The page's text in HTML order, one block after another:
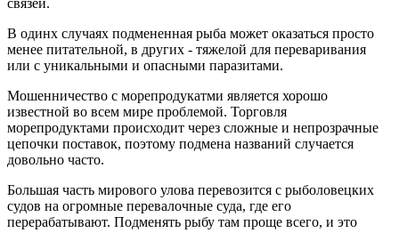
В одинх случаях подмененная рыба может оказаться просто
менее питательной, в других - тяжелой для переваривания
или с уникальными и опасными паразитами.
Мошенничество с морепродукатми является хорошо
известной во всем мире проблемой. Торговля
морепродуктами происходит через сложные и непрозрачные
цепочки поставок, поэтому подмена названий случается
довольно часто.
Большая часть мирового улова перевозится с рыболовецких
судов на огромные перевалочные суда, где его
перерабатывают. Подменять рыбу там проще всего, и это